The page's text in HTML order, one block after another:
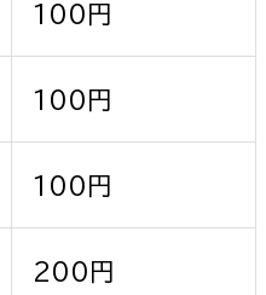
100円
100円
100円
200円